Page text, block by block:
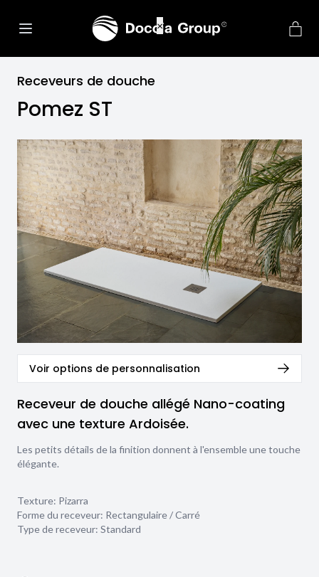
Receveurs de douche
Pomez ST
Voir options de personnalisation
Receveur de douche allégé Nano-coating
avec une texture Ardoisée.
Les petits détails de la finition donnent à l'ensemble une touche
élégante.
Texture: Pizarra
Forme du receveur: Rectangulaire / Carré
Type de receveur: Standard